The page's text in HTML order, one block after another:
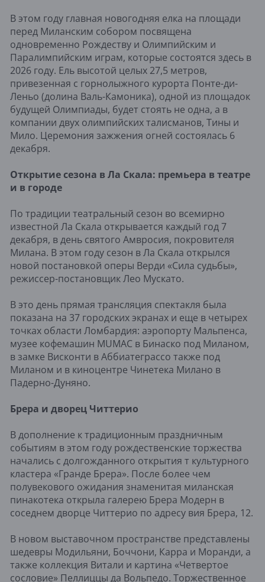
В этом году главная новогодняя елка на площади
перед Миланским собором посвящена
одновременно Рождеству и Олимпийским и
Паралимпийским играм, которые состоятся здесь в
2026 году. Ель высотой целых 27,5 метров,
привезенная с горнолыжного курорта Понте-ди-
Леньо (долина Валь-Камоника), одной из площадок
будущей Олимпиады, будет стоять не одна, а в
компании двух олимпийских талисманов, Тины и
Мило. Церемония зажжения огней состоялась 6
декабря.
Открытие сезона в Ла Скала: премьера в театре
и в городе
По традиции театральный сезон во всемирно
известной Ла Скала открывается каждый год 7
декабря, в день святого Амвросия, покровителя
Милана. В этом году сезон в Ла Скала открылся
новой постановкой оперы Верди «Сила судьбы»,
режиссер-постановщик Лео Мускато.
В это день прямая трансляция спектакля была
показана на 37 городских экранах и еще в четырех
точках области Ломбардия: аэропорту Мальпенса,
музее кофемашин MUMAC в Бинаско под Миланом,
в замке Висконти в Аббиатеграссо также под
Миланом и в киноцентре Чинетека Милано в
Падерно-Дуняно.
Брера и дворец Читтерио
В дополнение к традиционным праздничным
событиям в этом году рождественские торжества
начались с долгожданного открытия т культурного
кластера «Гранде Брера». После более чем
полувекового ожидания знаменитая миланская
пинакотека открыла галерею Брера Модерн в
соседнем дворце Читтерио по адресу вия Брера, 12.
В новом выставочном пространстве представлены
шедевры Модильяни, Боччони, Карра и Моранди, а
также коллекция Витали и картина «Четвертое
сословие» Пеллиццы да Вольпедо. Торжественное